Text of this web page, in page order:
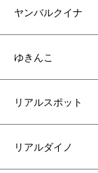
ヤンバルクイナ
ゆきんこ
リアルスポット
リアルダイノ